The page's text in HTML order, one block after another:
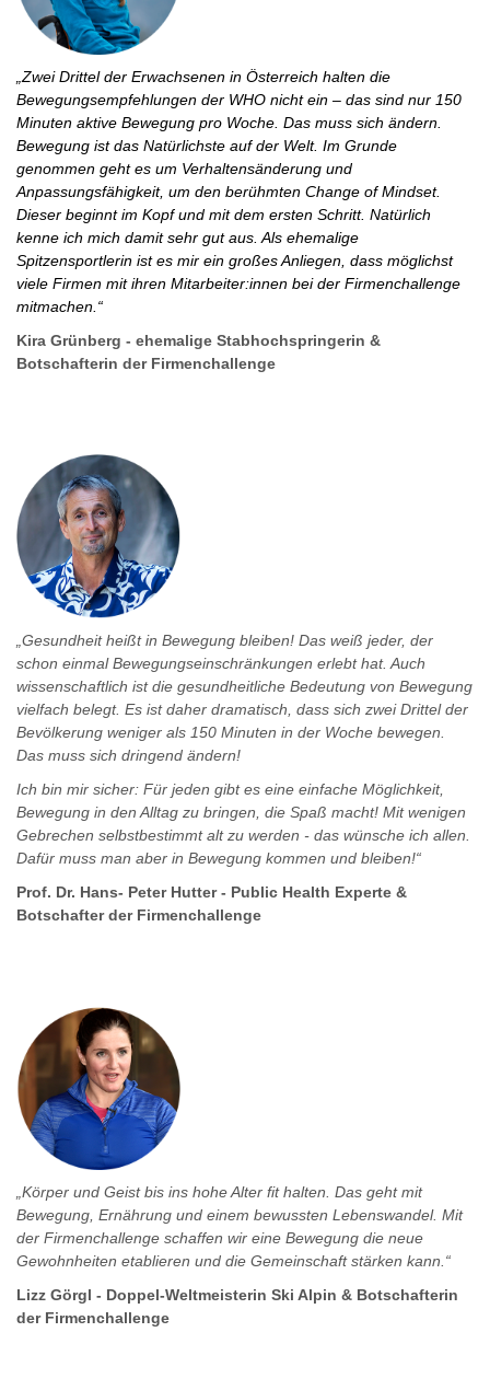
„Zwei Drittel der Erwachsenen in Österreich halten die
Bewegungsempfehlungen der WHO nicht ein – das sind nur 150
Minuten aktive Bewegung pro Woche. Das muss sich ändern.
Bewegung ist das Natürlichste auf der Welt. Im Grunde
genommen geht es um Verhaltensänderung und
Anpassungsfähigkeit, um den berühmten Change of Mindset.
Dieser beginnt im Kopf und mit dem ersten Schritt. Natürlich
kenne ich mich damit sehr gut aus. Als ehemalige
Spitzensportlerin ist es mir ein großes Anliegen, dass möglichst
viele Firmen mit ihren Mitarbeiter:innen bei der Firmenchallenge
mitmachen.“
Kira Grünberg - ehemalige Stabhochspringerin &
Botschafterin der Firmenchallenge
„Gesundheit heißt in Bewegung bleiben! Das weiß jeder, der
schon einmal Bewegungseinschränkungen erlebt hat. Auch
wissenschaftlich ist die gesundheitliche Bedeutung von Bewegung
vielfach belegt. Es ist daher dramatisch, dass sich zwei Drittel der
Bevölkerung weniger als 150 Minuten in der Woche bewegen.
Das muss sich dringend ändern!
Ich bin mir sicher: Für jeden gibt es eine einfache Möglichkeit,
Bewegung in den Alltag zu bringen, die Spaß macht! Mit wenigen
Gebrechen selbstbestimmt alt zu werden - das wünsche ich allen.
Dafür muss man aber in Bewegung kommen und bleiben!“
Prof. Dr. Hans- Peter Hutter - Public Health Experte &
Botschafter der Firmenchallenge
„Körper und Geist bis ins hohe Alter fit halten. Das geht mit
Bewegung, Ernährung und einem bewussten Lebenswandel. Mit
der Firmenchallenge schaffen wir eine Bewegung die neue
Gewohnheiten etablieren und die Gemeinschaft stärken kann.“
Lizz Görgl - Doppel-Weltmeisterin Ski Alpin & Botschafterin
der Firmenchallenge